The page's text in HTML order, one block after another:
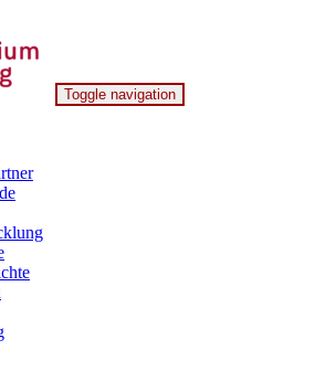
Toggle navigation